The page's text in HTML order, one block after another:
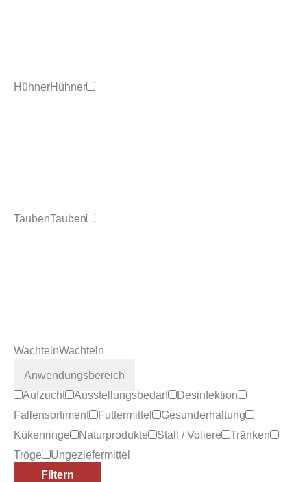
HühnerHühner
TaubenTauben
WachtelnWachteln
Anwendungsbereich
Aufzucht
Ausstellungsbedarf
Desinfektion
Fallensortiment
Futtermittel
Gesunderhaltung
Kükenringe
Naturprodukte Stall / Voliere
Tränken
Tröge
Ungeziefermittel
Filtern